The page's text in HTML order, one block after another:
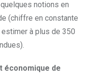
notions en
(chiffre en constante
estimer à plus de 350
économique de